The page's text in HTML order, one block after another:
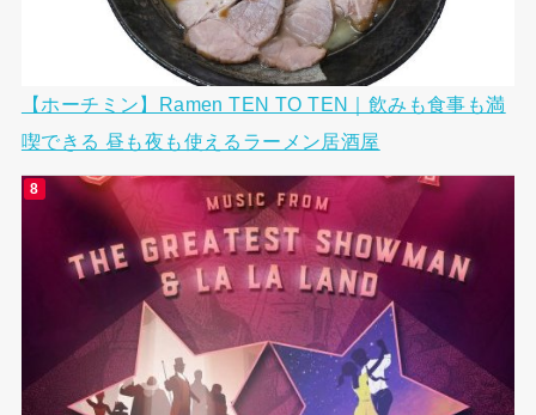
【ホーチミン】Ramen TEN TO TEN｜飲みも食事も満
喫できる 昼も夜も使えるラーメン居酒屋